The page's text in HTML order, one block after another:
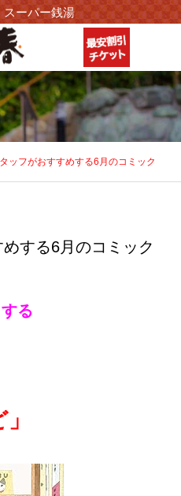
ーパー銭湯
ッフがおすすめする6月のコミック
する6月のコミック
る
」